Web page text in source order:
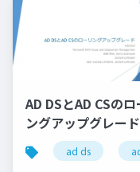
AD DSとAD CSのロ
ングアップグレード
_ADDS and ADCS
Rolling Upgrade
ad ds